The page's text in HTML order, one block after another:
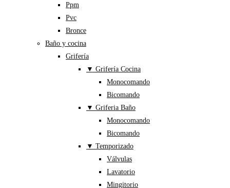
Ppm
Pvc
Bronce
Baño y cocina
Grifería
▼ Grifería Cocina
Monocomando
Bicomando
▼ Griferia Baño
Monocomando
Bicomando
▼ Temporizado
Válvulas
Lavatorio
Mingitorio